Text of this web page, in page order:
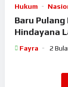
Hukum
Baru
Hindayana
Setelah
Fayra 2